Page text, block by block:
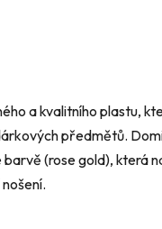
a kvalitního plastu,
předmětů.
(rose gold), která